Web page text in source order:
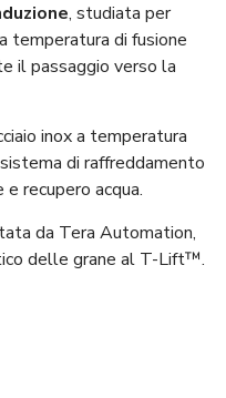
, studiata per
temperatura di fusione
il passaggio verso la
inox a temperatura
di raffreddamento
recupero acqua.
da Tera Automation,
delle grane al T-Lift™.